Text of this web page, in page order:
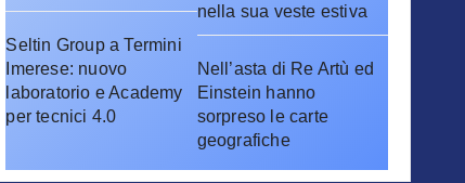
Seltin Group a Termini
Imerese: nuovo
laboratorio e Academy
per tecnici 4.0
nella sua veste estiva
Nell’asta di Re Artù ed
Einstein hanno
sorpreso le carte
geografiche